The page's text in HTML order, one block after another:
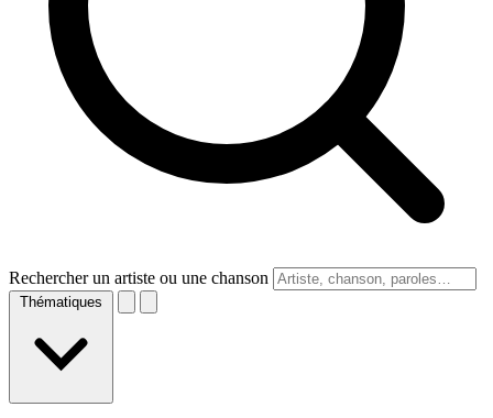
Rechercher un artiste ou une chanson
Thématiques